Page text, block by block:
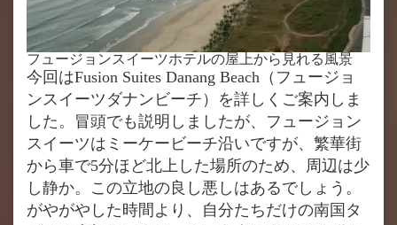
フュージョンスイーツホテルの屋上から見れる風景
今回はFusion Suites Danang Beach（フュージョ
ンスイーツダナンビーチ）を詳しくご案内しま
した。冒頭でも説明しましたが、フュージョン
スイーツはミーケービーチ沿いですが、繁華街
から車で5分ほど北上した場所のため、周辺は少
し静か。この立地の良し悪しはあるでしょう。
がやがやした時間より、自分たちだけの南国タ